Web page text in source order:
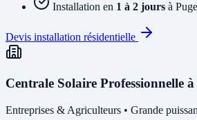
Installation en 1 à 2 jours à
Devis installation résidentielle
Centrale Solaire Professionnelle
Entreprises & Agriculteurs • Grande